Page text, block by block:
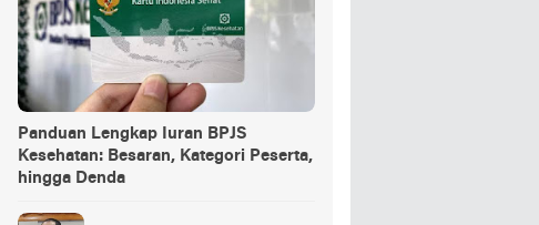
Panduan Lengkap Iuran BPJS
Kesehatan: Besaran, Kategori Peserta,
hingga Denda